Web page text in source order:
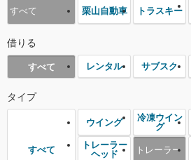
すべて 栗山自動車 トラスキー
借りる
すべて レンタル サブスク
タイプ
すべて
ウイング
冷凍ウイン
グ
トレーラー
ヘッド
トレーラー